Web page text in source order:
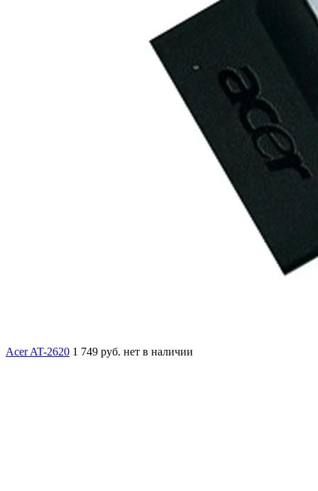
Acer AT-2620 1 749 руб. нет в наличии